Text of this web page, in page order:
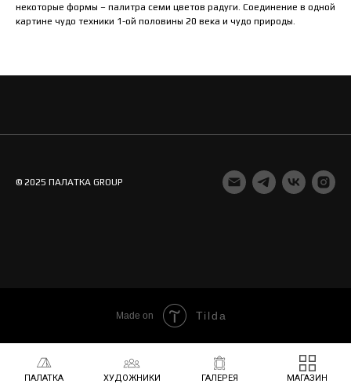
ПАЛАТКА ХУДОЖНИКИ ГАЛЕРЕЯ МАГАЗИН
некоторые формы – палитра семи цветов радуги. Соединение в одной
картине чудо техники 1-ой половины 20 века и чудо природы.
© 2025 ПАЛАТКА GROUP
Made on Tilda